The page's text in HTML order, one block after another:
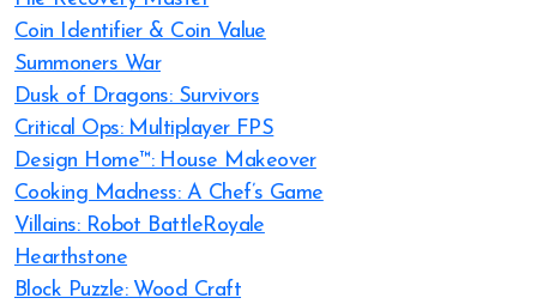
Coin Identifier & Coin Value
Summoners War
Dusk of Dragons: Survivors
Critical Ops: Multiplayer FPS
Design Home™: House Makeover
Cooking Madness: A Chef’s Game
Villains: Robot BattleRoyale
Hearthstone
Block Puzzle: Wood Craft